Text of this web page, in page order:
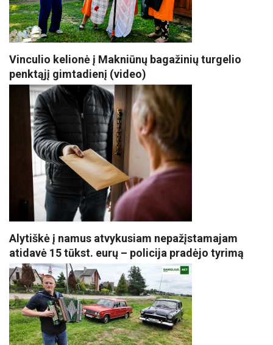
Vinculio kelionė į Makniūnų bagažinių turgelio
penktąjį gimtadienį (video)
Alytiškė į namus atvykusiam nepažįstamajam
atidavė 15 tūkst. eurų – policija pradėjo tyrimą